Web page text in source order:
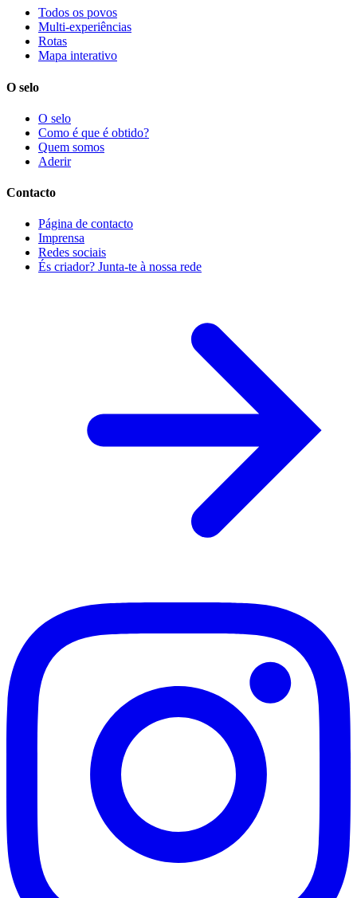
Todos os povos
Multi-experiências
Rotas
Mapa interativo
O selo
O selo
Como é que é obtido?
Quem somos
Aderir
Contacto
Página de contacto
Imprensa
Redes sociais
És criador? Junta-te à nossa rede